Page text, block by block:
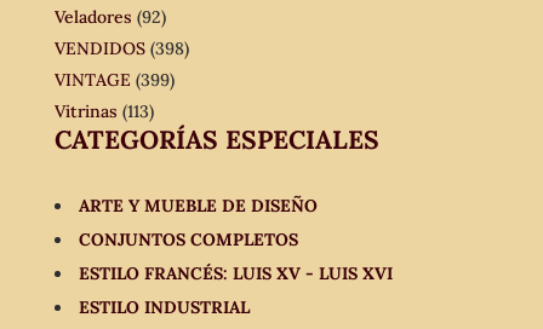
Veladores (92)
VENDIDOS (398)
VINTAGE (399)
Vitrinas (113)
CATEGORÍAS ESPECIALES
ARTE Y MUEBLE DE DISEÑO
CONJUNTOS COMPLETOS
ESTILO FRANCÉS: LUIS XV - LUIS XVI
ESTILO INDUSTRIAL